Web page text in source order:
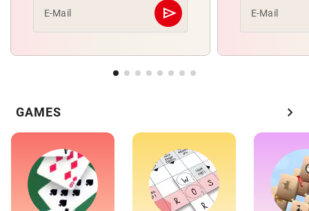
E-Mail send
Abschicken E-Mail
GAMES chevron_right